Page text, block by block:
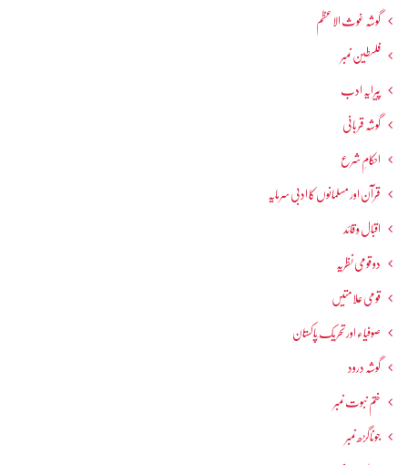
گوشہ غوث الاعظم
فلسطین نمبر
پیرایہ ادب
گوشہ قربانی
احکامِ شرع
قرآن اور مسلمانوں کا ادبی سرمایہ
اقبال و قائد
دو قومی نظریہ
قومی علامتیں
صوفیاء اور تحریک ِپاکستان
گوشہ درود
ختم نبوت نمبر
جوناگڑھ نمبر